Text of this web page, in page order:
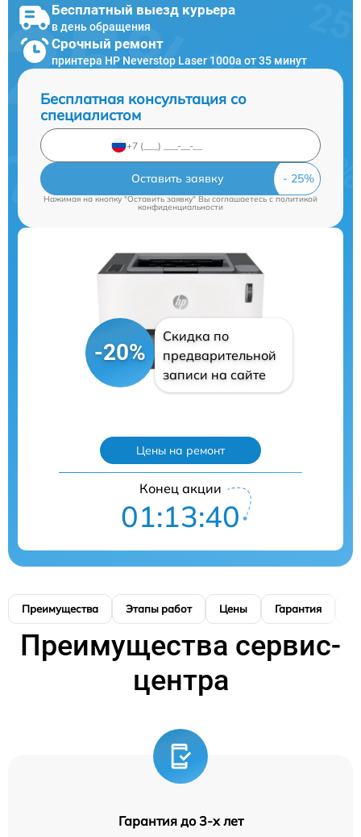
Бесплатный выезд курьера
в день обращения
Срочный ремонт
принтера HP Neverstop Laser 1000a от 35 минут
Бесплатная консультация со
специалистом
Оставить заявку
Нажимая на кнопку "Оставить заявку" Вы соглашаетесь cполитикой
конфиденциальности
-20%
Скидка по
предварительной
записи на сайте
Цены на ремонт
Конец акции
01:13:39
Преимущества Этапы работ Цены Гарантия
Преимущества сервис-
центра
Гарантия до 3-х лет